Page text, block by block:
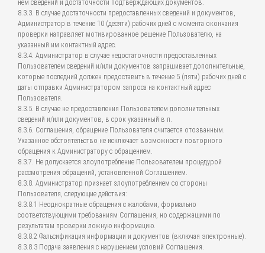
нем сведений и достаточности подтверждающих документов.
8.3.3. В случае достаточности предоставленных сведений и документов,
Администратор в течение 10 (десяти) рабочих дней с момента окончания
проверки направляет мотивированное решение Пользователю, на
указанный им контактный адрес.
8.3.4. Администратор в случае недостаточности предоставленных
Пользователем сведений и/или документов запрашивает дополнительные,
которые последний должен предоставить в течение 5 (пяти) рабочих дней с
даты отправки Администратором запроса на контактный адрес
Пользователя.
8.3.5. В случае не предоставления Пользователем дополнительных
сведений и/или документов, в срок указанный в п.
8.3.6. Соглашения, обращение Пользователя считается отозванным.
Указанное обстоятельство не исключает возможности повторного
обращения к Администратору с обращением.
8.3.7. Не допускается злоупотребление Пользователем процедурой
рассмотрения обращений, установленной Соглашением.
8.3.8. Администратор признает злоупотреблением со стороны
Пользователя, следующие действия:
8.3.8.1 Неоднократные обращения с жалобами, формально
соответствующими требованиям Соглашения, но содержащими по
результатам проверки ложную информацию.
8.3.8.2 Фальсификация информации и документов (включая электронные).
8.3.8.3 Подача заявления с нарушением условий Соглашения.